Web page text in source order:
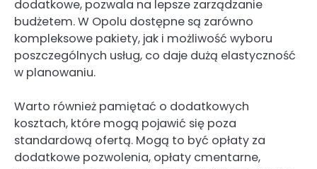
dodatkowe, pozwala na lepsze zarządzanie
budżetem. W Opolu dostępne są zarówno
kompleksowe pakiety, jak i możliwość wyboru
poszczególnych usług, co daje dużą elastyczność
w planowaniu.
Warto również pamiętać o dodatkowych
kosztach, które mogą pojawić się poza
standardową ofertą. Mogą to być opłaty za
dodatkowe pozwolenia, opłaty cmentarne,